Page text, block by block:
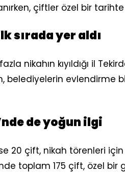
çiftler özel bir
sırada yer aldı
nikahın kıyıldığı il
belediyelerin
de yoğun ilgi
ise 20 çift, nikah törenleri
toplam 175 çift, özel bir